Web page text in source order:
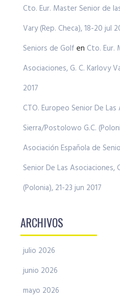
Cto. Eur. Master Senior de
Vary (Rep. Checa), 18-20 jul
Seniors de Golf en Cto. Eur.
Asociaciones, G. C. Karlovy
2017
CTO. Europeo Senior De Las
Sierra/Postolowo G.C.
Asociación Española de
Senior De Las Asociaciones,
(Polonia), 21-23 jun 2017
ARCHIVOS
julio 2026
junio 2026
mayo 2026